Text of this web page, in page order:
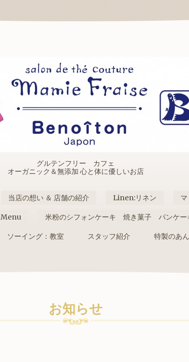
グルテンフリー カフェ
オーガニック＆無添加 心と体に優しいお店
当店の想い ＆ 店舗の紹介 Linen:リネン
Menu 米粉のシフォンケーキ 焼き菓子 パンケー
ソーイング：教室 スタッフ紹介 特製のあ
お知らせ